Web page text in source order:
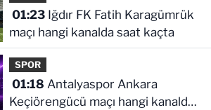
01:23Iğdır FK Fatih Karagümrük
maçı hangi kanalda saat kaçta
SPOR
01:18
Keçiörengücü maçı hangi kanalda